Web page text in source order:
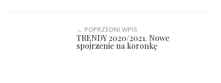
← POPRZEDNI WPIS
TRENDY 2020/2021. Nowe
spojrzenie na koronkę